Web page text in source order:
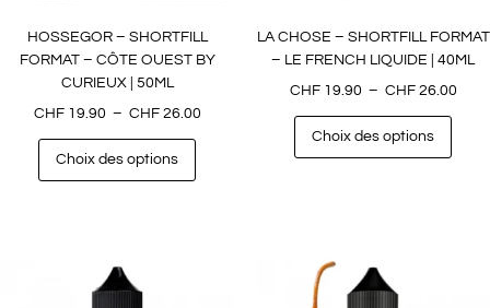
HOSSEGOR – SHORTFILL
FORMAT – CÔTE OUEST BY
CURIEUX | 50ML
CHF19.90 – CHF26.00
Choix des options
LA CHOSE – SHORTFILL FORMAT
– LE FRENCH LIQUIDE | 40ML
CHF19.90 – CHF26.00
Choix des options